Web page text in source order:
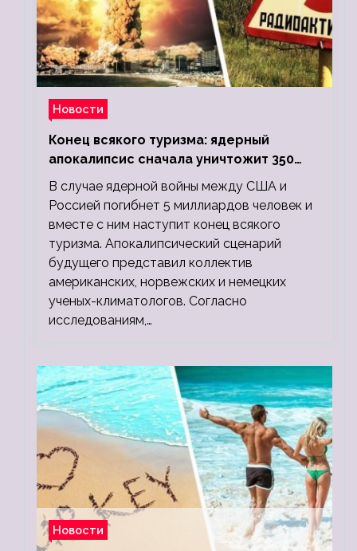
Новости
Конец всякого туризма: ядерный
апокалипсис сначала уничтожит 350
миллионов, а потом 5 миллиардов
людей
В случае ядерной войны между США и
Россией погибнет 5 миллиардов человек и
вместе с ним наступит конец всякого
туризма. Апокалипсический сценарий
будущего представил коллектив
американских, норвежских и немецких
ученых-климатологов. Согласно
исследованиям,…
Новости